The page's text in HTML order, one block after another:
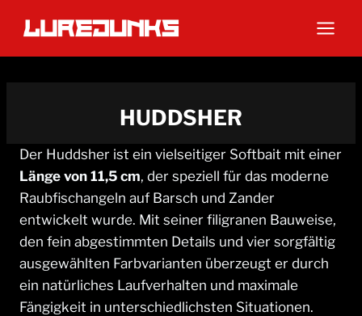
Inhalt
springen
HUDDSHER
Der Huddsher ist ein vielseitiger Softbait mit einer
Länge von 11,5 cm, der speziell für das moderne
Raubfischangeln auf Barsch und Zander
entwickelt wurde. Mit seiner filigranen Bauweise,
den fein abgestimmten Details und vier sorgfältig
ausgewählten Farbvarianten überzeugt er durch
ein natürliches Laufverhalten und maximale
Fängigkeit in unterschiedlichsten Situationen.